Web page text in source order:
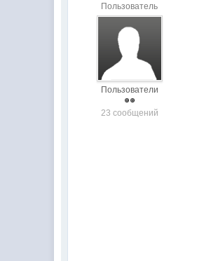
Пользователь
Пользователи
23 сообщений